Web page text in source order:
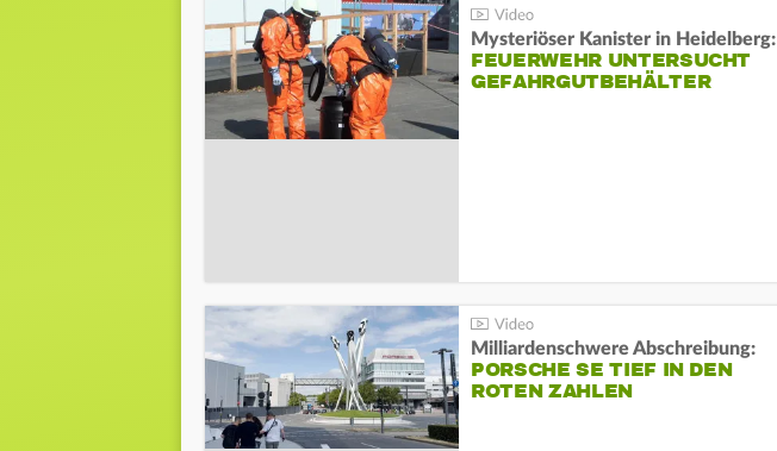
Mysteriöser Kanister in Heidelberg:
FEUERWEHR UNTERSUCHT
GEFAHRGUTBEHÄLTER
Milliardenschwere Abschreibung:
PORSCHE SE TIEF IN DEN
ROTEN ZAHLEN